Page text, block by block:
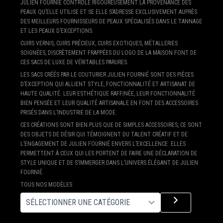
JULIEN FOURNIÉ CONTRÔLE RIGOUREUSEMENT LA PROVENANCE DES
PEAUX QU’ELLE UTILISE ET SE ELLE S’ADRESSE EXCLUSIVEMENT AUPRÈS
DES MEILLEURS FOURNISSEURS DE PEAUX SPÉCIALISÉS DANS LE TANNAGE
ET LES PEAUX D’EXCEPTIONS.
CUIRS VERNIS, CUIRS PRÉCIEUX, CUIRS EXOTIQUES, MÉTALLERIES
SOIGNÉES, DISCRÈTEMENT FRAPPÉES DU LOGO DE LA MAISON FONT DE
CES SACS DE LUXE DE VÉRITABLES PARURES.
LES SACS CRÉÉS PAR LE COUTURIER JULIEN FOURNIÉ SONT DES PIÈCES
D’EXCEPTION QUI ALLIENT STYLE, FONCTIONNALITÉ ET ARTISANAT DE
HAUTE QUALITÉ. LEUR ESTHÉTIQUE RAFFINÉE, LEUR FONCTIONNALITÉ
BIEN PENSÉE ET LEUR QUALITÉ ARTISANALE EN FONT DES ACCESSOIRES
PRISÉS DANS L’INDUSTRIE DE LA MODE.
CES CRÉATIONS SONT BIEN PLUS QUE DE SIMPLES ACCESSOIRES, CE SONT
DES OBJETS DE DÉSIR QUI TÉMOIGNENT DU TALENT CRÉATIF ET DE
L’ENGAGEMENT DE JULIEN FOURNIÉ ENVERS L’EXCELLENCE. ELLES
PERMETTENT À CEUX QUI LES PORTENT DE FAIRE UNE DÉCLARATION DE
STYLE UNIQUE ET DE S’IMMERGER DANS L’UNIVERS ÉLÉGANT DE JULIEN
FOURNIÉ.
TOUS NOS MODÈLES
S